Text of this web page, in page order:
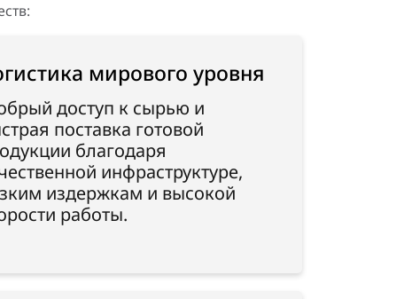
мирового уровня
доступ к сырью и
поставка готовой
благодаря
инфраструктуре,
издержкам и высокой
работы.